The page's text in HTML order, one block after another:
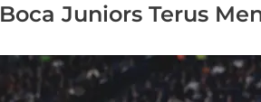
Boca Juniors Terus